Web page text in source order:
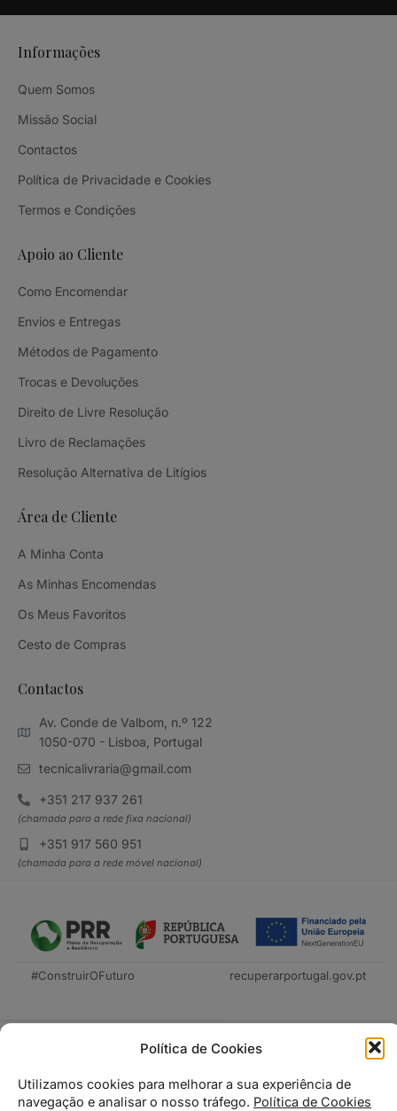
Política de Cookies
Utilizamos cookies para melhorar a sua experiência de
navegação e analisar o nosso tráfego. Política de Cookies
Informações
Quem Somos
Missão Social
Contactos
Política de Privacidade e Cookies
Termos e Condições
Apoio ao Cliente
Como Encomendar
Envios e Entregas
Métodos de Pagamento
Trocas e Devoluções
Direito de Livre Resolução
Livro de Reclamações
Resolução Alternativa de Litígios
Área de Cliente
A Minha Conta
As Minhas Encomendas
Os Meus Favoritos
Cesto de Compras
Contactos
Av. Conde de Valbom, n.º 122
1050-070 - Lisboa, Portugal
tecnicalivraria@gmail.com
+351 217 937 261
(chamada para a rede fixa nacional)
+351 917 560 951
(chamada para a rede móvel nacional)
#ConstruirOFuturo recuperarportugal.gov.pt